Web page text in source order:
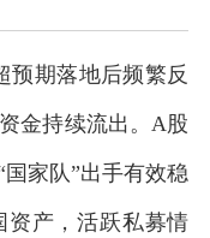
预期落地后频繁反
金持续流出。A股
家队”出手有效稳
资产，活跃私募情